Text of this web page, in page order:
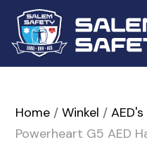
Home /Winkel /AED's
Powerheart G5 AED